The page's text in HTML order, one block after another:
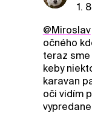
1.
@Miroslav
očného
teraz sme
keby
karavan
oči vidím
vypredane